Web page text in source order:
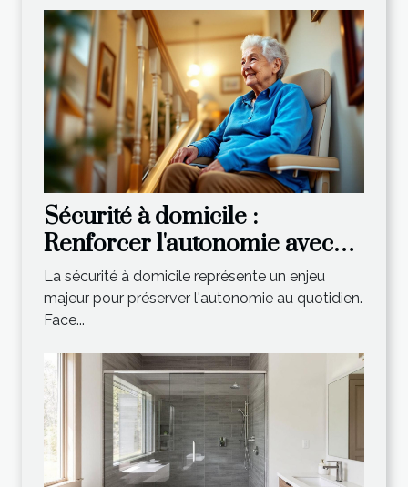
Sécurité à domicile :
Renforcer l'autonomie avec
un monte-escalier adapté
La sécurité à domicile représente un enjeu
majeur pour préserver l'autonomie au quotidien.
Face...